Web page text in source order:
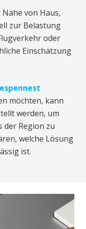
von Haus,
zur Belastung
oder
Einschätzung
möchten, kann
werden, um
der Region zu
welche Lösung
ist.